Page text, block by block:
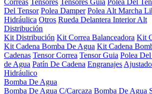
Correas Tensores Tensores Guia Polea Del
Del Tensor Polea Damper Polea Alt Marcha
Hidráulica Otros Rueda Delantera Interior Alt
Distribución
Kit Distribución Kit Correa Balanceadora Kit
Kit Cadena Bomba De Agua Kit Cadena
Cadenas Tensor Correa Tensor Guia Polea
de Agua Patín De Cadena Engranajes
Hidráulico
Bomba De Agua
Bomba De Agua C/Carcaza Bomba De Agua